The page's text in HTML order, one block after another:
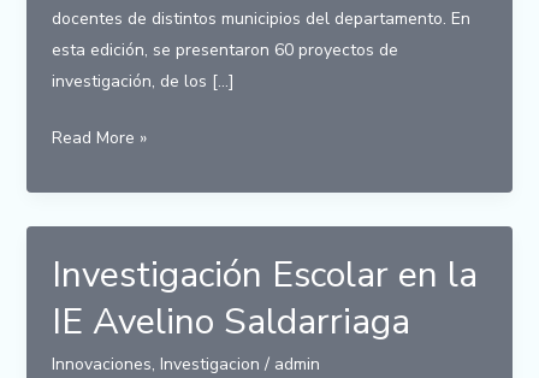
docentes de distintos municipios del departamento. En
esta edición, se presentaron 60 proyectos de
investigación, de los […]
Itagüí
en
la
Feria
Departamental
ONDAS
Read More »
Investigación Escolar en la
IE Avelino Saldarriaga
Innovaciones, Investigacion / admin